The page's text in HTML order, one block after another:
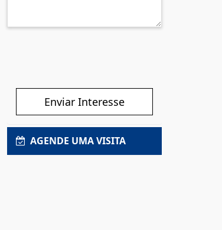
Enviar Interesse
AGENDE UMA VISITA